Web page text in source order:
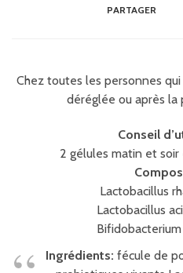
PARTAGER
Chez toutes les personnes
déréglée ou après la
Conseil
2 gélules matin et soir
Lactobacillus
Lactobacillus
Bifidobacterium
Ingrédients: fécule de